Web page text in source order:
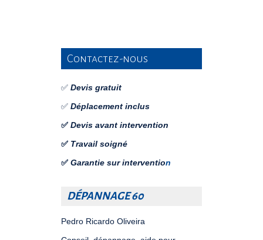
Contactez-nous
✅ Devis gratuit
✅ Déplacement inclus
✅ Devis avant intervention
✅ Travail soigné
✅ Garantie sur intervention
DÉPANNAGE 60
Pedro Ricardo Oliveira